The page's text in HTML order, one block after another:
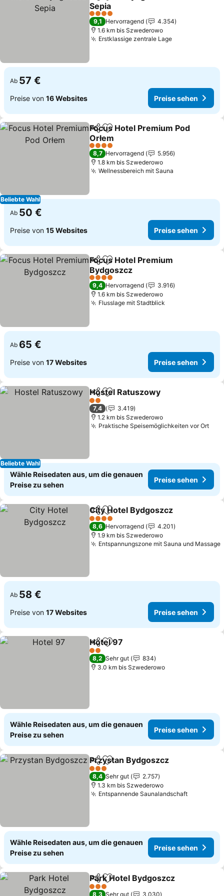
Sepia
Preise sehen
4 Sterne
9,1 Hervorragend
4.354
1.6 km bis Szwederowo
Erstklassige zentrale LagePreise sehen
Ab 57 €
Preise von 16 Websites Preise sehen
Beliebte Wahl
TeilenZu Favoriten hinzufügen
Focus Hotel Premium Pod
Orłem
Preise sehen
4 Sterne
8,7 Hervorragend
5.956
1.8 km bis Szwederowo
Wellnessbereich mit Sauna
Ab 50 €
Preise von 15 Websites Preise sehen
TeilenZu Favoriten hinzufügen
Focus Hotel Premium
Bydgoszcz
Preise sehen
4 Sterne
9,4 Hervorragend
3.916
1.6 km bis Szwederowo
Flusslage mit Stadtblick
Ab 65 €
Preise von 17 Websites Preise sehen
Beliebte Wahl
TeilenZu Favoriten hinzufügen
Hostel Ratuszowy
2 Sterne
7,4
3.419
1.2 km bis Szwederowo
Praktische Speisemöglichkeiten vor Ort
Wähle Reisedaten aus, um die genauen
Preise zu sehen
Preise sehen
TeilenZu Favoriten hinzufügen
City Hotel Bydgoszcz
4 Sterne
8,6 Hervorragend
4.201
1.9 km bis Szwederowo
Entspannungszone mit Sauna und Massage
Ab 58 €
Preise von 17 Websites Preise sehen
TeilenZu Favoriten hinzufügen
Hotel 97
2 Sterne
8,2 Sehr gut
834
3.0 km bis Szwederowo
Wähle Reisedaten aus, um die genauen
Preise zu sehen
Preise sehen
TeilenZu Favoriten hinzufügen
Przystan Bydgoszcz
3 Sterne
8,4 Sehr gut
2.757
1.3 km bis Szwederowo
Entspannende SaunalandschaftPreise
Wähle Reisedaten aus, um die genauen
Preise zu sehen
Preise sehen
TeilenZu Favoriten hinzufügen
Park Hotel Bydgoszcz
3 Sterne
8,3 Sehr gut 3.030